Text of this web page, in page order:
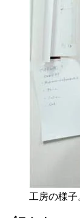
工房の様子